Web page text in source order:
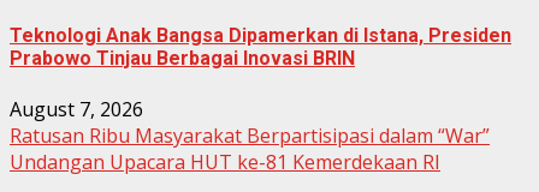
Teknologi Anak Bangsa Dipamerkan di Istana, Presiden
Prabowo Tinjau Berbagai Inovasi BRIN
August 7, 2026
Ratusan Ribu Masyarakat Berpartisipasi dalam “War”
Undangan Upacara HUT ke-81 Kemerdekaan RI